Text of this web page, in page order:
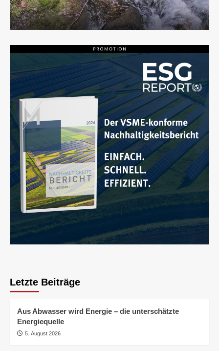
Letzte Beiträge
Aus Abwasser wird Energie – die unterschätzte
Energiequelle
5. August 2026